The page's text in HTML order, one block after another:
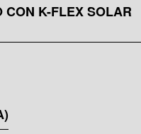
CON K-FLEX SOLAR